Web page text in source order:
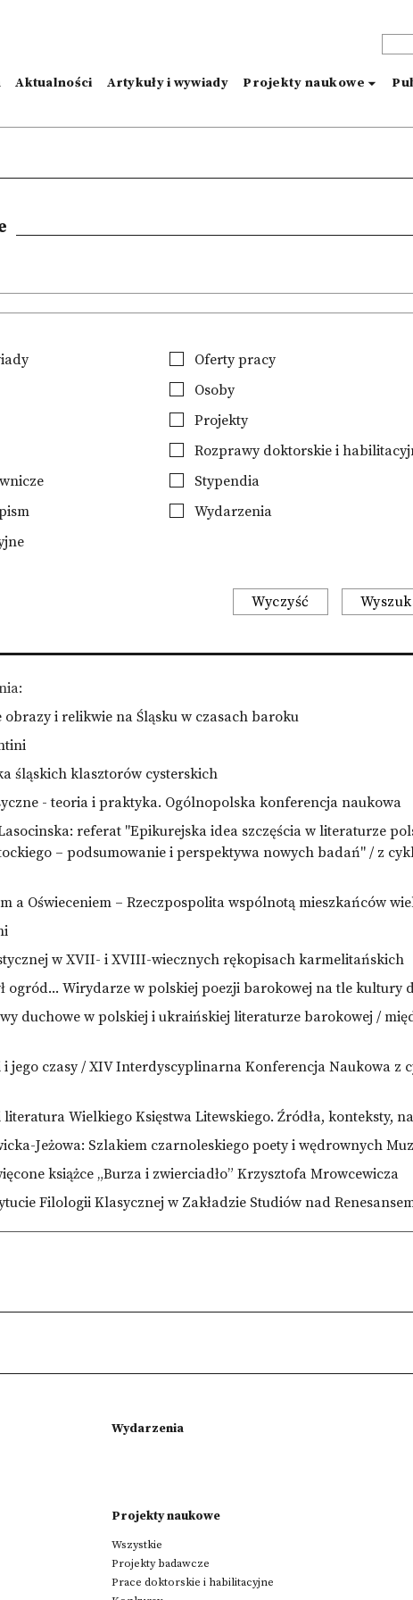
Aktualności Artykuły i wywiady Projekty naukowe
Oferty pracy
Osoby
Projekty
Rozprawy doktorskie i
Stypendia
Wydarzenia
Wyczyść
obrazy i relikwie na Śląsku w czasach baroku
śląskich klasztorów cysterskich
- teoria i praktyka. Ogólnopolska konferencja naukowa
referat "Epikurejska idea szczęścia w literaturze
– podsumowanie i perspektywa nowych badań" / z
a Oświeceniem – Rzeczpospolita wspólnotą mieszkańców
w XVII- i XVIII-wiecznych rękopisach karmelitańskich
ogród... Wirydarze w polskiej poezji barokowej na tle kultury
duchowe w polskiej i ukraińskiej literaturze barokowej /
jego czasy / XIV Interdyscyplinarna Konferencja Naukowa z
Wielkiego Księstwa Litewskiego. Źródła, konteksty,
Jeżowa: Szlakiem czarnoleskiego poety i wędrownych Muz
książce „Burza i zwierciadło” Krzysztofa Mrowcewicza
Filologii Klasycznej w Zakładzie Studiów nad
Wydarzenia
Projekty naukowe
Wszystkie
Projekty badawcze
Prace doktorskie i habilitacyjne